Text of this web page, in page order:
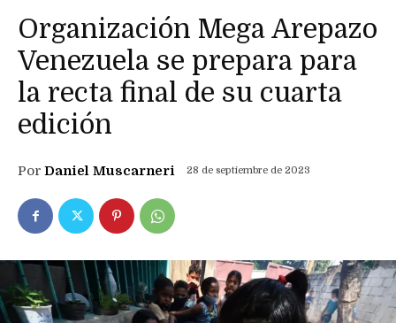
Organización Mega Arepazo
Venezuela se prepara para
la recta final de su cuarta
edición
Por Daniel Muscarneri 28 de septiembre de 2023